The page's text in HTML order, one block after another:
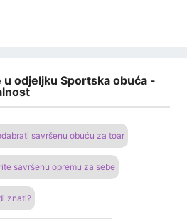
odjeljku Sportska obuća -
savršenu obuću za toar
savršenu opremu za sebe
znati?